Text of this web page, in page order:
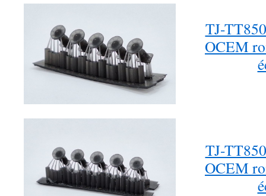
TJ-
OCEM
TJ-
OCEM